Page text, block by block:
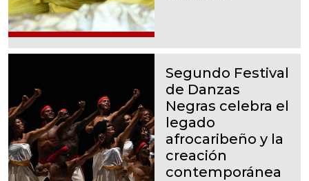
Segundo Festival
de Danzas
Negras celebra el
legado
afrocaribeño y la
creación
contemporánea